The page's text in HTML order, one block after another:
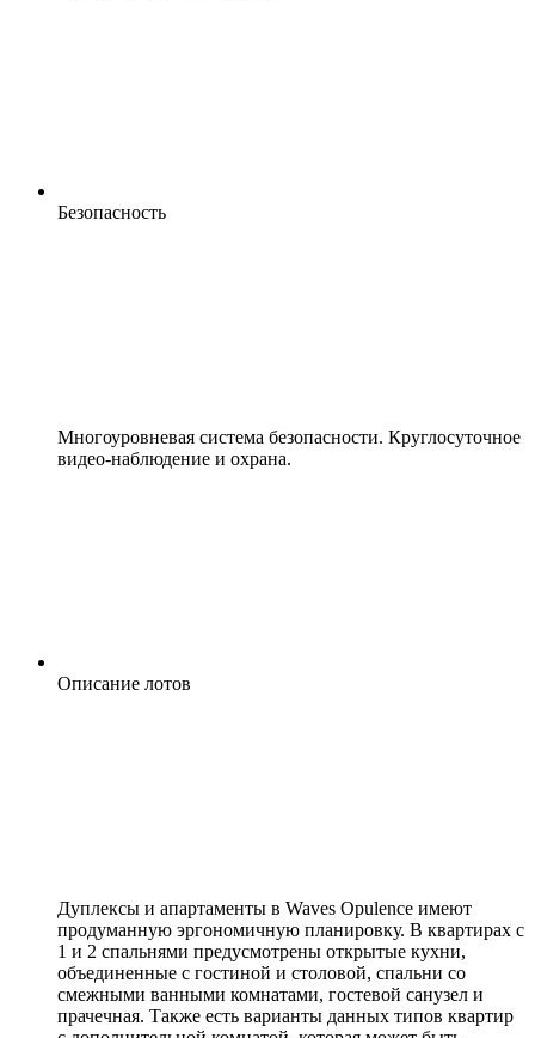
Безопасность
Многоуровневая система безопасности. Круглосуточное
видео-наблюдение и охрана.
Описание лотов
Дуплексы и апартаменты в Waves Opulence имеют
продуманную эргономичную планировку. В квартирах с
1 и 2 спальнями предусмотрены открытые кухни,
объединенные c гостиной и столовой, спальни со
смежными ванными комнатами, гостевой санузел и
прачечная. Также есть варианты данных типов квартир